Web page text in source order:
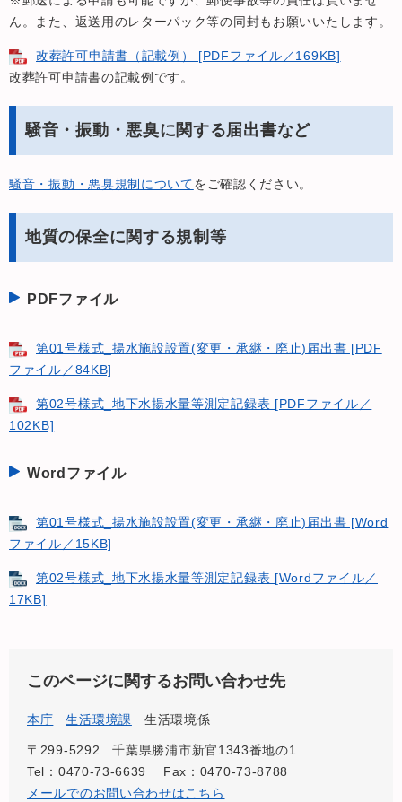
ん。また、返送用のレターパック等の同封もお願いいたします。
改葬許可申請書（記載例） [PDFファイル／169KB]
改葬許可申請書の記載例です。
騒音・振動・悪臭に関する届出書など
騒音・振動・悪臭規制についてをご確認ください。
地質の保全に関する規制等
PDFファイル
第01号様式_揚水施設設置(変更・承継・廃止)届出書 [PDF
ファイル／84KB]
第02号様式_地下水揚水量等測定記録表 [PDFファイル／
102KB]
Wordファイル
第01号様式_揚水施設設置(変更・承継・廃止)届出書 [Word
ファイル／15KB]
第02号様式_地下水揚水量等測定記録表 [Wordファイル／
17KB]
このページに関するお問い合わせ先
本庁 生活環境課 生活環境係
〒299-5292
千葉県勝浦市新官1343番地の1
Tel：0470-73-6639
Fax：0470-73-8788
メールでのお問い合わせはこちら